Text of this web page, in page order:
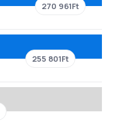
270 961Ft
255 801Ft